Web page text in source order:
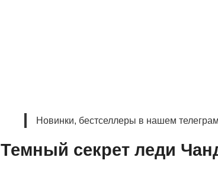
Новинки, бестселлеры в нашем
Темный секрет леди